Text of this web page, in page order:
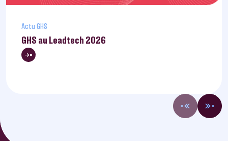
Actu GHS
GHS au Leadtech 2026